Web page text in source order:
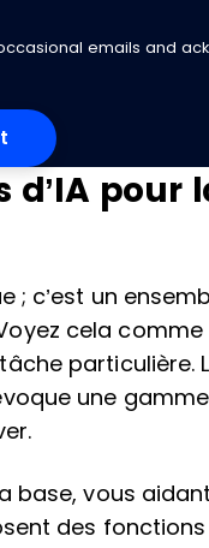
emails and
d’IA pour
; c’est un
cela
particulière.
une
base, vous
des